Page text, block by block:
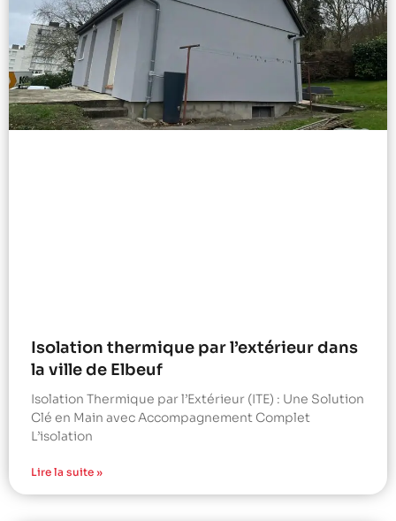
Isolation thermique par l’extérieur dans
la ville de Elbeuf
Isolation Thermique par l’Extérieur (ITE) : Une Solution
Clé en Main avec Accompagnement Complet
L’isolation
Lire la suite »